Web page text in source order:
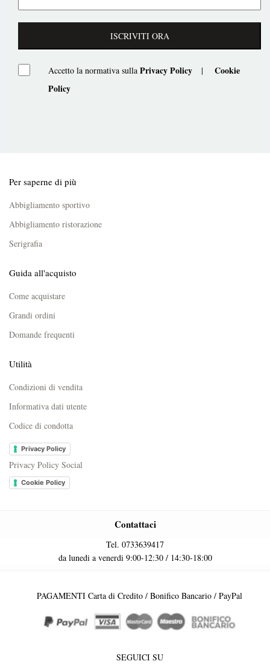
ISCRIVITI ORA
Accetto la normativa sulla Privacy Policy |
Cookie
Policy
Per saperne di più
Abbigliamento sportivo
Abbigliamento ristorazione
Serigrafia
Guida all'acquisto
Come acquistare
Grandi ordini
Domande frequenti
Utilità
Condizioni di vendita
Informativa dati utente
Codice di condotta
Privacy Policy
Privacy Policy Social
Cookie Policy
Contattaci
Tel. 0733639417
da lunedi a venerdi 9:00-12:30 / 14:30-18:00
PAGAMENTI Carta di Credito / Bonifico Bancario / PayPal
SEGUICI SU